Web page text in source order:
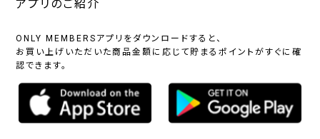
アプリのご紹介
ONLY MEMBERSアプリをダウンロードすると、
お買い上げいただいた商品金額に応じて貯まるポイントがすぐに確
認できます。